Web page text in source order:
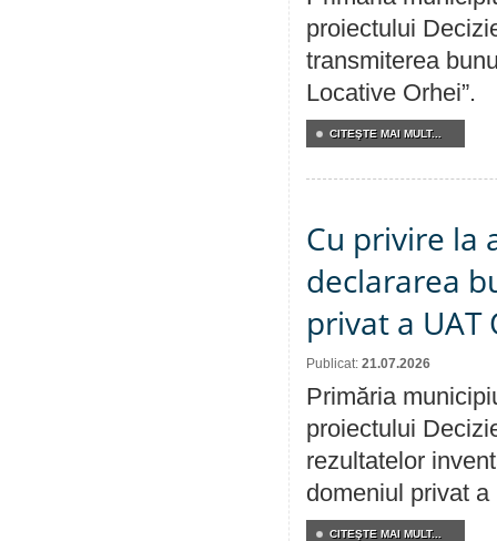
proiectului
transmiterea
Locative Orhei”.
CITEŞTE MAI MULT...
Cu privire la
declararea
privat a UAT
Publicat: 21.07.2026
Primăria
proiectului
rezultatelor
domeniul privat a
CITEŞTE MAI MULT...